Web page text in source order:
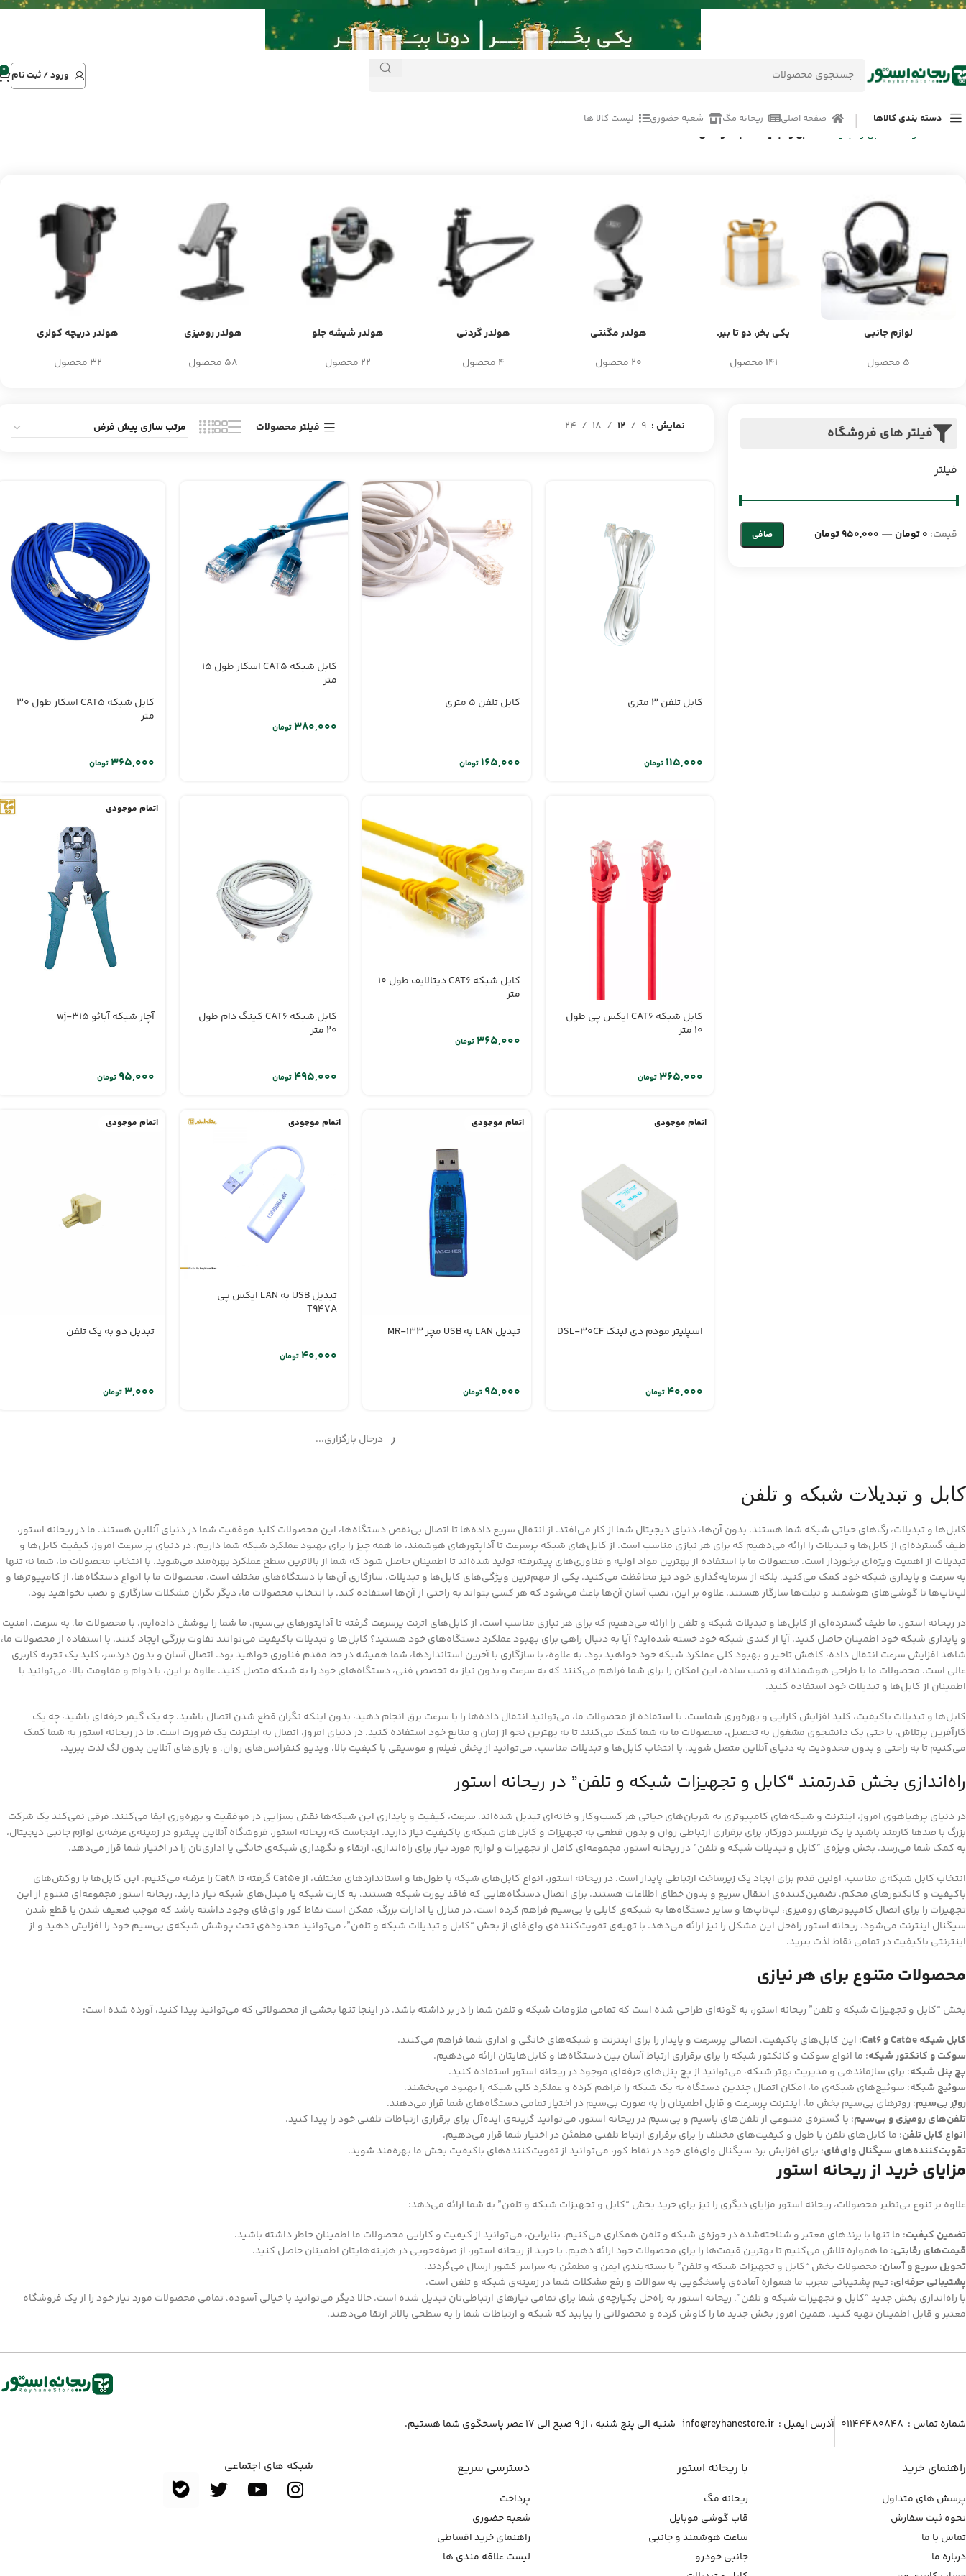
ورود / ثبت نام 0
دسته بندی کالاها صفحه اصلی ریحانه مگ شعبه حضوری لیست کالا ها
محصولات کابل و تبدیلات کابل و تبدیلات شبکه و تلفن
لوازم جانبی
5 محصول
یکی بخر، دو تا ببر.
141 محصول
هولدر مگنتی
20 محصول
هولدر گردنی
4 محصول
هولدر شیشه جلو
22 محصول
هولدر رومیزی
58 محصول
هولدر دریچه کولری
32 محصول
فیلتر های فروشگاه
فیلتر
صافی قيمت: 0 تومان — 950,000 تومان
نمایش 9
12
18
24 فیلتر محصولات
کابل تلفن 3 متری
تومان
کابل تلفن 5 متری
تومان
کابل شبکه CAT5 اسکار طول 15
متر
تومان
کابل شبکه CAT5 اسکار طول 30
متر
تومان
کابل شبکه CAT6 ایکس پی طول
10 متر
تومان
کابل شبکه CAT6 دیتالایف طول 10
متر
تومان
کابل شبکه CAT6 کینگ دام طول
20 متر
تومان
اتمام موجودی
آچار شبکه آبائو wj-315
تومان
اتمام موجودی
اسپلیتر مودم دی لینک DSL-30CF
تومان
اتمام موجودی
تبدیل LAN به USB مچر MR-133
تومان
اتمام موجودی
تبدیل USB به LAN ایکس پی
T947A
تومان
اتمام موجودی
تبدیل دو به یک تلفن
تومان
درحال بارگزاری...
کابل و تبدیلات شبکه و تلفن
کابل‌ها و تبدیلات، رگ‌های حیاتی شبکه شما هستند. بدون آن‌ها، دنیای دیجیتال شما از کار می‌افتد. از انتقال سریع داده‌ها تا اتصال بی‌نقص دستگاه‌ها، این محصولات کلید موفقیت شما در دنیای آنلاین هستند. ما در ریحانه استور،
طیف گسترده‌ای از کابل‌ها و تبدیلات را ارائه می‌دهیم که برای هر نیازی مناسب است. از کابل‌های شبکه پرسرعت تا آداپتورهای هوشمند، ما همه چیز را برای بهبود عملکرد شبکه شما داریم. در دنیای پر سرعت امروز، کیفیت کابل‌ها و
تبدیلات از اهمیت ویژه‌ای برخوردار است. محصولات ما با استفاده از بهترین مواد اولیه و فناوری‌های پیشرفته تولید شده‌اند تا اطمینان حاصل شود که شما از بالاترین سطح عملکرد بهره‌مند می‌شوید. با انتخاب محصولات ما، شما نه تنها
به سرعت و پایداری شبکه خود کمک می‌کنید، بلکه از سرمایه‌گذاری خود نیز محافظت می‌کنید. یکی از مهم‌ترین ویژگی‌های کابل‌ها و تبدیلات، سازگاری آن‌ها با دستگاه‌های مختلف است. محصولات ما با انواع دستگاه‌ها، از کامپیوترها و
لپ‌تاپ‌ها تا گوشی‌های هوشمند و تبلت‌ها سازگار هستند. علاوه بر این، نصب آسان آن‌ها باعث می‌شود که هر کسی بتواند به راحتی از آن‌ها استفاده کند. با انتخاب محصولات ما، دیگر نگران مشکلات سازگاری و نصب نخواهید بود.
در ریحانه استور، ما طیف گسترده‌ای از کابل‌ها و تبدیلات شبکه و تلفن را ارائه می‌دهیم که برای هر نیازی مناسب است. از کابل‌های اترنت پرسرعت گرفته تا آداپتورهای بی‌سیم، ما شما را پوشش داده‌ایم. با محصولات ما، به سرعت، امنیت
و پایداری شبکه خود اطمینان حاصل کنید. آیا از کندی شبکه خود خسته شده‌اید؟ آیا به دنبال راهی برای بهبود عملکرد دستگاه‌های خود هستید؟ کابل‌ها و تبدیلات باکیفیت می‌توانند تفاوت بزرگی ایجاد کنند. با استفاده از محصولات ما،
شاهد افزایش سرعت انتقال داده، کاهش تاخیر و بهبود کلی عملکرد شبکه خود خواهید بود. به علاوه، با سازگاری با آخرین استانداردها، شما همیشه در خط مقدم فناوری خواهید بود. اتصال آسان و بدون دردسر، کلید یک تجربه کاربری
عالی است. محصولات ما با طراحی هوشمندانه و نصب ساده، این امکان را برای شما فراهم می‌کنند که به سرعت و بدون نیاز به تخصص فنی، دستگاه‌های خود را به شبکه متصل کنید. علاوه بر این، با دوام و مقاومت بالا، می‌توانید با
اطمینان از کابل‌ها و تبدیلات خود استفاده کنید.
کابل‌ها و تبدیلات باکیفیت، کلید افزایش کارایی و بهره‌وری شماست. با استفاده از محصولات ما، می‌توانید انتقال داده‌ها را با سرعت برق انجام دهید، بدون اینکه نگران قطع شدن اتصال باشید. چه یک گیمر حرفه‌ای باشید، چه یک
کارآفرین پرتلاش، یا حتی یک دانشجوی مشغول به تحصیل، محصولات ما به شما کمک می‌کنند تا به بهترین نحو از زمان و منابع خود استفاده کنید. در دنیای امروز، اتصال به اینترنت یک ضرورت است. ما در ریحانه استور به شما کمک
می‌کنیم تا به راحتی و بدون محدودیت به دنیای آنلاین متصل شوید. با انتخاب کابل‌ها و تبدیلات مناسب، می‌توانید از پخش فیلم و موسیقی با کیفیت بالا، ویدیو کنفرانس‌های روان، و بازی‌های آنلاین بدون لگ لذت ببرید.
راه‌اندازی بخش قدرتمند “کابل و تجهیزات شبکه و تلفن” در ریحانه استور
در دنیای پرهیاهوی امروز، اینترنت و شبکه‌های کامپیوتری به شریان‌های حیاتی هر کسب‌وکار و خانه‌ای تبدیل شده‌اند. سرعت، کیفیت و پایداری این شبکه‌ها نقش بسزایی در موفقیت و بهره‌وری ایفا می‌کنند. فرقی نمی‌کند یک شرکت
بزرگ با صدها کارمند باشید یا یک فریلنسر دورکار، برای برقراری ارتباطی روان و بدون قطعی به تجهیزات و کابل‌های شبکه‌ی باکیفیت نیاز دارید. اینجاست که ریحانه استور، فروشگاه آنلاین پیشرو در زمینه‌ی عرضه‌ی لوازم جانبی دیجیتال،
به کمک شما می‌رسد. بخش ویژه‌ی “کابل و تبدیلات شبکه و تلفن” در ریحانه استور، مجموعه‌ای کامل از تجهیزات و لوازم مورد نیاز برای راه‌اندازی، ارتقاء و نگهداری شبکه‌ی خانگی یا اداری‌تان را در اختیار شما قرار می‌دهد.
انتخاب کابل شبکه‌ی مناسب، اولین قدم برای ایجاد یک زیرساخت ارتباطی پایدار است. در ریحانه استور، انواع کابل‌های شبکه با طول‌ها و استانداردهای مختلف، از Cat5e گرفته تا Cat8 را عرضه می‌کنیم. این کابل‌ها با روکش‌های
باکیفیت و کانکتورهای محکم، تضمین‌کننده‌ی انتقال سریع و بدون خطای اطلاعات هستند. برای اتصال دستگاه‌هایی که فاقد پورت شبکه هستند، به کارت شبکه یا مبدل‌های شبکه نیاز دارید. ریحانه استور مجموعه‌ای متنوع از این
تجهیزات را برای اتصال کامپیوترهای رومیزی، لپ‌تاپ‌ها و سایر دستگاه‌ها به شبکه‌ی کابلی یا بی‌سیم فراهم کرده است. در منازل یا ادارات بزرگ، ممکن است نقاط کور وای‌فای وجود داشته باشد که موجب ضعیف شدن یا قطع شدن
سیگنال اینترنت می‌شود. ریحانه استور راه‌حل این مشکل را نیز ارائه می‌دهد. با تهیه‌ی تقویت‌کننده‌ی وای‌فای از بخش “کابل و تبدیلات شبکه و تلفن”، می‌توانید محدوده‌ی تحت پوشش شبکه‌ی بی‌سیم خود را افزایش دهید و از
اینترنتی باکیفیت در تمامی نقاط لذت ببرید.
محصولات متنوع برای هر نیازی
بخش “کابل و تجهیزات شبکه و تلفن” ریحانه استور، به گونه‌ای طراحی شده است که تمامی ملزومات شبکه و تلفن شما را در بر داشته باشد. در اینجا تنها بخشی از محصولاتی که می‌توانید پیدا کنید، آورده شده است:
کابل شبکه Cat5e و Cat6
: این کابل‌های باکیفیت، اتصالی پرسرعت و پایدار را برای اینترنت و شبکه‌های خانگی و اداری شما فراهم می‌کنند.
سوکت و کانکتور شبکه: ما انواع سوکت و کانکتور شبکه را برای برقراری ارتباط آسان بین دستگاه‌ها و کابل‌هایتان ارائه می‌دهیم.
پچ پنل شبکه: برای سازماندهی و مدیریت بهتر شبکه، می‌توانید از پچ پنل‌های حرفه‌ای موجود در ریحانه استور استفاده کنید.
سوئیچ شبکه: سوئیچ‌های شبکه‌ی ما، امکان اتصال چندین دستگاه به یک شبکه را فراهم کرده و عملکرد کلی شبکه را بهبود می‌بخشند.
روتِر بی‌سیم: روترهای بی‌سیم بخش ما، اینترنت پرسرعت و قابل اطمینان را به صورت بی‌سیم در اختیار تمامی دستگاه‌های شما قرار می‌دهند.
تلفن‌های رومیزی و بی‌سیم: با گستره‌ی متنوعی از تلفن‌های باسیم و بی‌سیم در ریحانه استور، می‌توانید گزینه‌ی ایده‌آل برای برقراری ارتباطات تلفنی خود را پیدا کنید.
انواع کابل تلفن: ما کابل‌های تلفن با طول و کیفیت‌های مختلف را برای برقراری ارتباط تلفنی مطمئن در اختیار شما قرار می‌دهیم.
تقویت‌کننده‌های سیگنال وای‌فای: برای افزایش برد سیگنال وای‌فای خود در نقاط کور، می‌توانید از تقویت‌کننده‌های باکیفیت بخش ما بهره‌مند شوید.
مزایای خرید از ریحانه استور
علاوه بر تنوع بی‌نظیر محصولات، ریحانه استور مزایای دیگری را نیز برای خرید بخش “کابل و تجهیزات شبکه و تلفن” به شما ارائه می‌دهد:
تضمین کیفیت: ما تنها با برندهای معتبر و شناخته‌شده در حوزه‌ی شبکه و تلفن همکاری می‌کنیم. بنابراین، می‌توانید از کیفیت و کارایی محصولات ما اطمینان خاطر داشته باشید.
قیمت‌های رقابتی: ما همواره تلاش می‌کنیم تا بهترین قیمت‌ها را برای محصولات خود ارائه دهیم. با خرید از ریحانه استور، از صرفه‌جویی در هزینه‌هایتان اطمینان حاصل کنید.
تحویل سریع و آسان: محصولات بخش “کابل و تجهیزات شبکه و تلفن” با بسته‌بندی ایمن و مطمئن به سراسر کشور ارسال می‌گردند.
پشتیبانی حرفه‌ای: تیم پشتیبانی مجرب ما همواره آماده‌ی پاسخگویی به سوالات و رفع مشکلات شما در زمینه‌ی شبکه و تلفن است.
با راه‌اندازی بخش جدید “کابل و تجهیزات شبکه و تلفن”، ریحانه استور به راه‌حل یکپارچه‌ی شما برای تمامی نیازهای ارتباطی‌تان تبدیل شده است. حالا دیگر می‌توانید با خیالی آسوده، تمامی محصولات مورد نیاز خود را از یک فروشگاه
معتبر و قابل اطمینان تهیه کنید. همین امروز بخش جدید ما را کاوش کرده و محصولاتی را بیابید که شبکه و ارتباطات شما را به سطحی بالاتر ارتقا می‌دهند.
شماره تماس :‌ ۰۱۱۴۴۴۸۰۸۴۸ آدرس ایمیل :‌ info@reyhanestore.ir شنبه الی پنج شنبه ، از ۹ صبح الی ۱۷ عصر پاسخگوی شما هستیم.
راهنمای خرید
پرسش های متداول
نحوه ثبت سفارش
تماس با ما
درباره ما
با ریحانه استور
ریحانه مگ
قاب گوشی موبایل
ساعت هوشمند و جانبی
جانبی خودرو
دسترسی سریع
پرداخت
شعبه حضوری
راهنمای خرید اقساطی
لیست علاقه مندی ها
شبکه های اجتماعی